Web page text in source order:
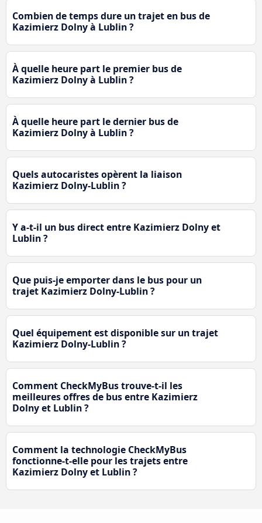
Combien de temps dure un trajet en bus de
Kazimierz Dolny à Lublin ?
À quelle heure part le premier bus de
Kazimierz Dolny à Lublin ?
À quelle heure part le dernier bus de
Kazimierz Dolny à Lublin ?
Quels autocaristes opèrent la liaison
Kazimierz Dolny-Lublin ?
Y a-t-il un bus direct entre Kazimierz Dolny et
Lublin ?
Que puis-je emporter dans le bus pour un
trajet Kazimierz Dolny-Lublin ?
Quel équipement est disponible sur un trajet
Kazimierz Dolny-Lublin ?
Comment CheckMyBus trouve-t-il les
meilleures offres de bus entre Kazimierz
Dolny et Lublin ?
Comment la technologie CheckMyBus
fonctionne-t-elle pour les trajets entre
Kazimierz Dolny et Lublin ?